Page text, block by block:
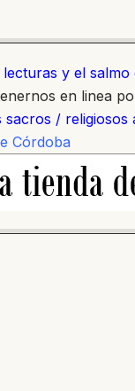
y el salmo
en linea
sacros / religiosos
Córdoba